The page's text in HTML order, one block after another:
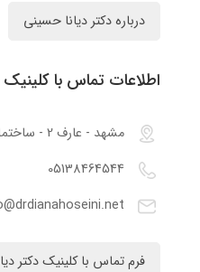
درباره دکتر دیانا حسینی
اطلاعات تماس با
مشهد - عارف 2 - ساختمان پزشکان نیکان - طبقه چهارم
05138464544
فرم تماس با کلینیک دکتر